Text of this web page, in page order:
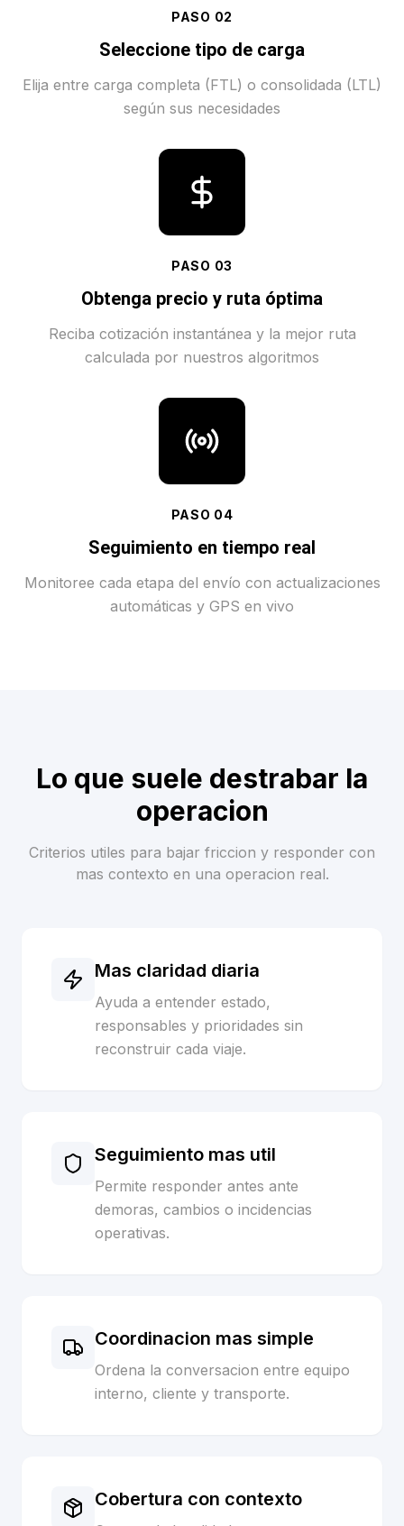
PASO 02
Seleccione tipo de carga
Elija entre carga completa (FTL) o consolidada (LTL)
según sus necesidades
PASO 03
Obtenga precio y ruta óptima
Reciba cotización instantánea y la mejor ruta
calculada por nuestros algoritmos
PASO 04
Seguimiento en tiempo real
Monitoree cada etapa del envío con actualizaciones
automáticas y GPS en vivo
Lo que suele destrabar la
operacion
Criterios utiles para bajar friccion y responder con
mas contexto en una operacion real.
Mas claridad diaria
Ayuda a entender estado,
responsables y prioridades sin
reconstruir cada viaje.
Seguimiento mas util
Permite responder antes ante
demoras, cambios o incidencias
operativas.
Coordinacion mas simple
Ordena la conversacion entre equipo
interno, cliente y transporte.
Cobertura con contexto